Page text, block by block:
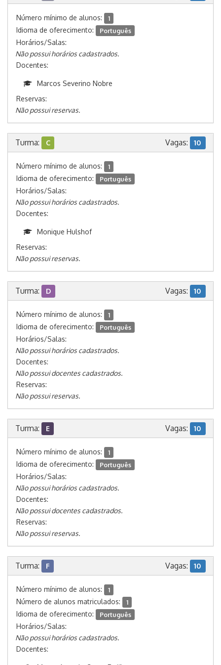
Número mínimo de alunos: 1
Idioma de oferecimento: Português
Horários/Salas:
Não possui horários cadastrados.
Docentes:
Marcos Severino Nobre
Reservas:
Não possui reservas.
Turma: C Vagas: 10
Número mínimo de alunos: 1
Idioma de oferecimento: Português
Horários/Salas:
Não possui horários cadastrados.
Docentes:
Monique Hulshof
Reservas:
Não possui reservas.
Turma: D Vagas: 10
Número mínimo de alunos: 1
Idioma de oferecimento: Português
Horários/Salas:
Não possui horários cadastrados.
Docentes:
Não possui docentes cadastrados.
Reservas:
Não possui reservas.
Turma: E Vagas: 10
Número mínimo de alunos: 1
Idioma de oferecimento: Português
Horários/Salas:
Não possui horários cadastrados.
Docentes:
Não possui docentes cadastrados.
Reservas:
Não possui reservas.
Turma: F Vagas: 10
Número mínimo de alunos: 1
Número de alunos matriculados: 1
Idioma de oferecimento: Português
Horários/Salas:
Não possui horários cadastrados.
Docentes: